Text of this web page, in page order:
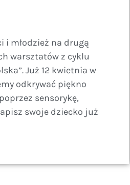
i młodzież na drugą
warsztatów z cyklu
Już 12 kwietnia w
odkrywać piękno
sensorykę,
swoje dziecko już